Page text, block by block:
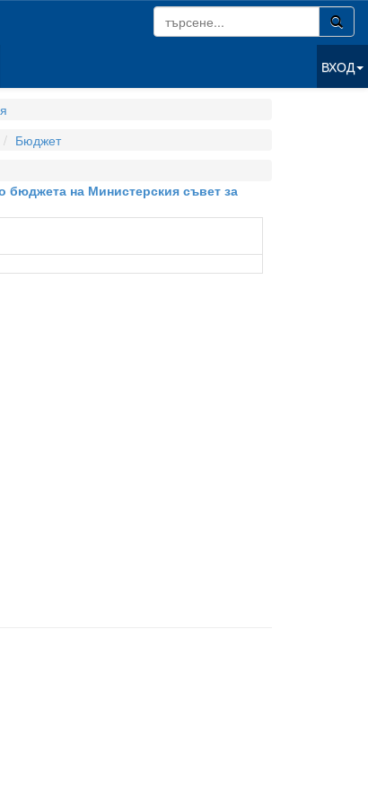
ВХОД
Бюджет
бюджета на Министерския съвет за